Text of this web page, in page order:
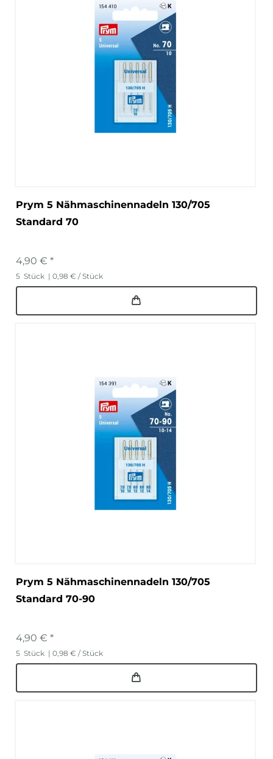
Prym 5 Nähmaschinennadeln 130/705
Standard 70
4,90 € *
5 Stück | 0,98 € / Stück
Prym 5 Nähmaschinennadeln 130/705
Standard 70-90
4,90 € *
5 Stück | 0,98 € / Stück